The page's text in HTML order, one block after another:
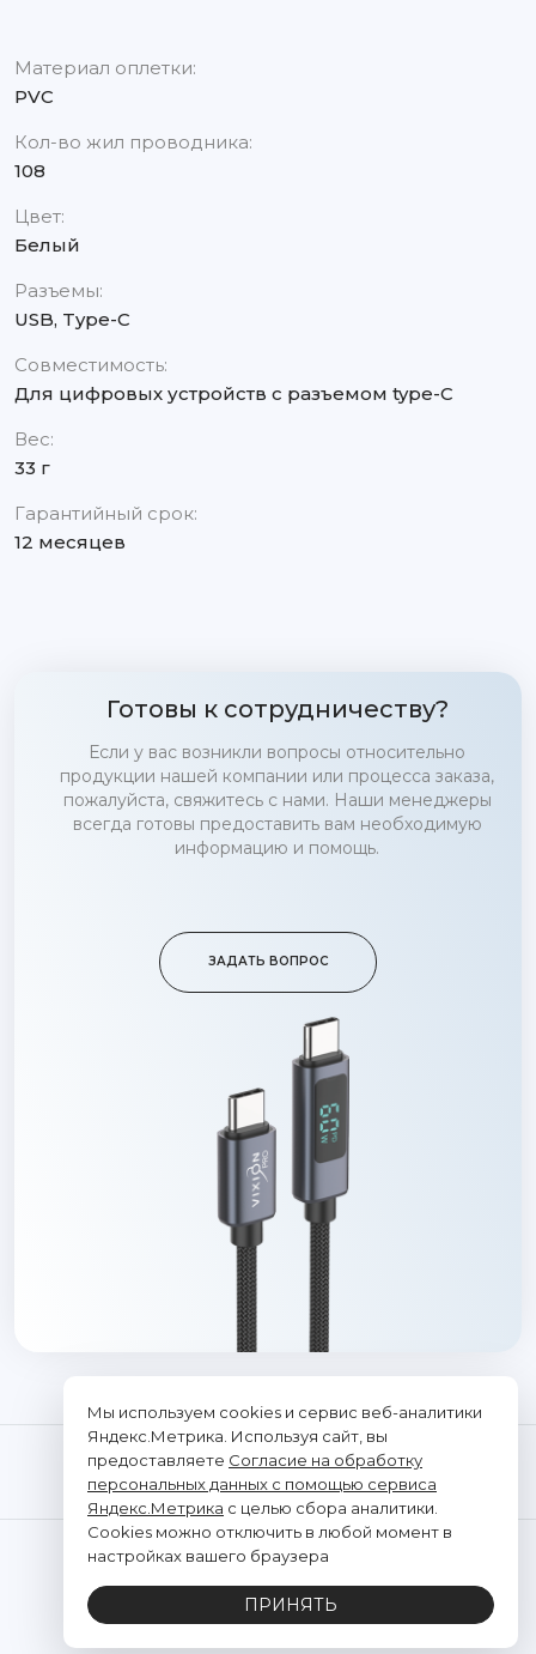
Материал оплетки:
PVC
Кол-во жил проводника:
108
Цвет:
Белый
Разъемы:
USB, Type-C
Совместимость:
Для цифровых устройств с разъемом type-C
Вес:
33 г
Гарантийный срок:
12 месяцев
Готовы к сотрудничеству?
Если у вас возникли вопросы относительно
продукции нашей компании или процесса заказа,
пожалуйста, свяжитесь с нами. Наши менеджеры
всегда готовы предоставить вам необходимую
информацию и помощь.
ЗАДАТЬ ВОПРОС
© "Vixion", 2026. Все права защищены
ИНН: 2312291662, ОГРН: 1202300021428
Политика обработки персональных данных
Мы используем cookies и сервис веб-аналитики
Яндекс.Метрика. Используя сайт, вы
предоставляете Согласие на обработку
персональных данных с помощью сервиса
Яндекс.Метрика с целью сбора аналитики.
Cookies можно отключить в любой момент в
настройках вашего браузера
ПРИНЯТЬ